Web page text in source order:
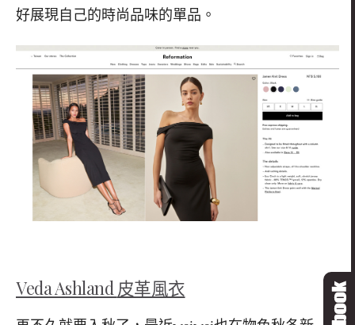
好展現自己的時尚品味的單品。
Veda Ashland 皮革風衣